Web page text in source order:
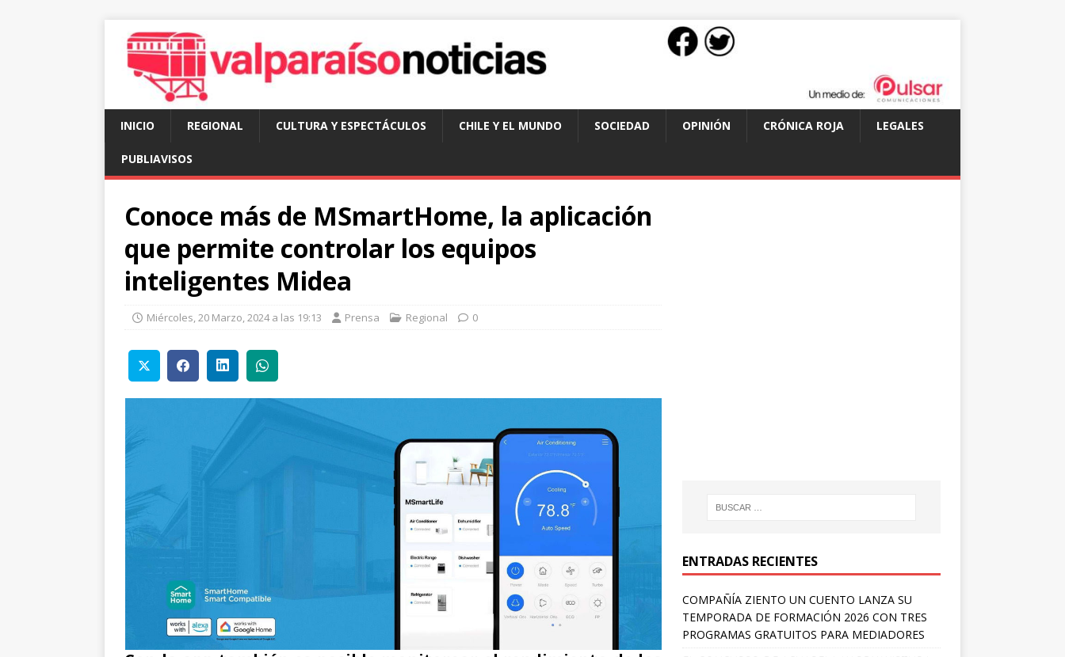
INICIO REGIONAL CULTURA Y ESPECTÁCULOS CHILE Y EL MUNDO SOCIEDAD OPINIÓN CRÓNICA ROJA LEGALES
PUBLIAVISOS
Conoce más de MSmartHome, la aplicación
que permite controlar los equipos
inteligentes Midea
Miércoles, 20 Marzo, 2024 a las 19:13 Prensa Regional 0
ENTRADAS RECIENTES
COMPAÑÍA ZIENTO UN CUENTO LANZA SU
TEMPORADA DE FORMACIÓN 2026 CON TRES
PROGRAMAS GRATUITOS PARA MEDIADORES